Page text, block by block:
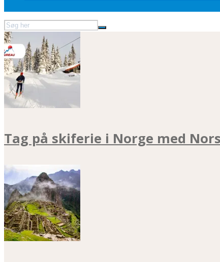
Tag på skiferie i Norge med